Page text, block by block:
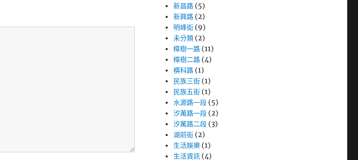
新昌路 (5)
新興路 (2)
明峰街 (9)
未分類 (2)
樟樹一路 (11)
樟樹二路 (4)
橫科路 (1)
民族三街 (1)
民族五街 (1)
水源路一段 (5)
汐萬路一段 (2)
汐萬路二段 (3)
湖前街 (2)
生活娛樂 (1)
生活資訊 (4)